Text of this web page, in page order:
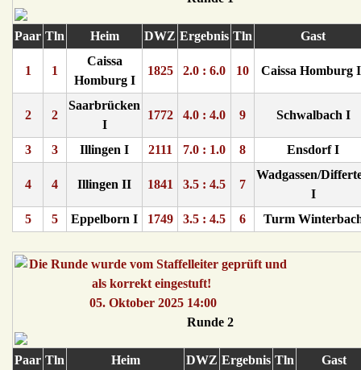
Paar Tln Heim DWZ Ergebnis Tln Gast
1 1
Caissa
Homburg I
1825 2.0 : 6.0 10 Caissa Homburg
2 2
Saarbrücken
I
1772 4.0 : 4.0 9 Schwalbach I
3 3 Illingen I 2111 7.0 : 1.0 8 Ensdorf I
4 4 Illingen II 1841 3.5 : 4.5 7
Wadgassen/
I
5
5 Eppelborn I 1749 3.5 : 4.5 6 Turm
05. Oktober 2025 14:00
Runde 2
Paar Tln Heim DWZ Ergebnis Tln Gast